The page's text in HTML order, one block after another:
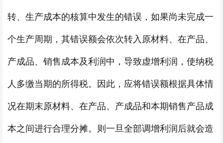
转、生产成本的核算中发生的错误，如果尚未完成一
个生产周期，其错误额会依次转入原材料、在产品、
产成品、销售成本及利润中，导致虚增利润，使纳税
人多缴当期的所得税。因此，应将错误额根据具体情
况在期末原材料、在产品、产成品和本期销售产品成
本之间进行合理分摊。则一旦全部调增利润后就会造